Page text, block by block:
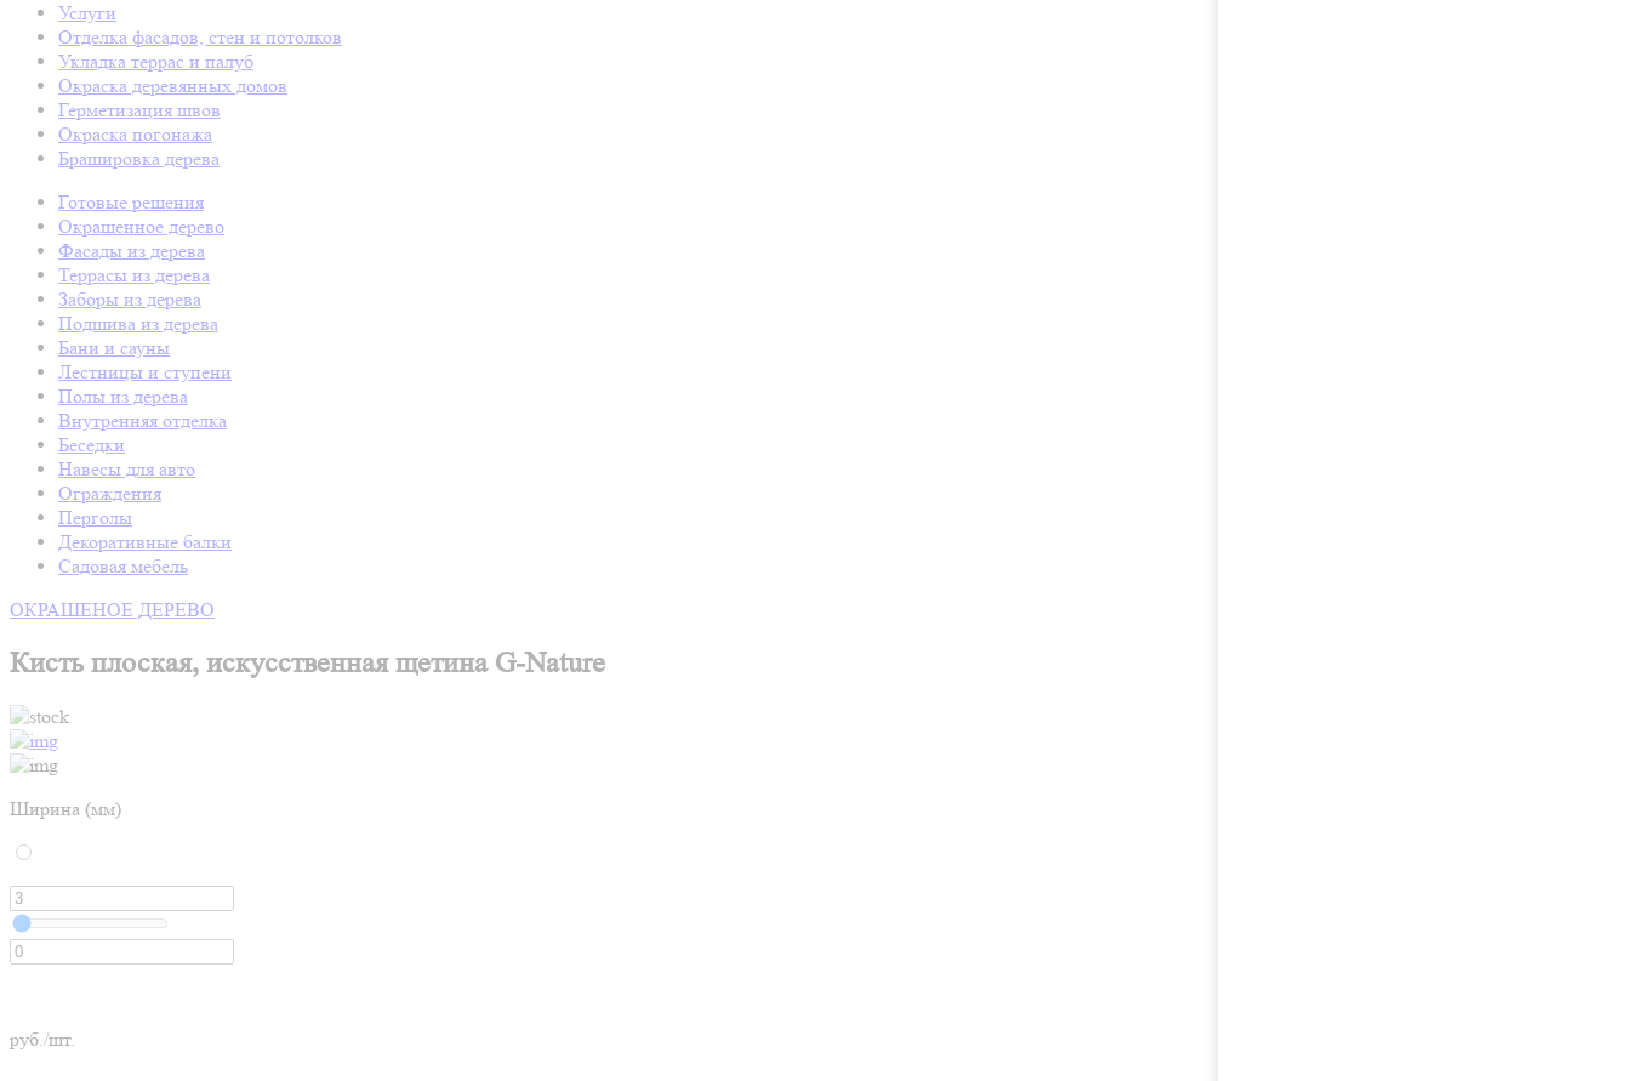
Услуги
Отделка фасадов, стен и потолков
Укладка террас и палуб
Окраска деревянных домов
Герметизация швов
Окраска погонажа
Брашировка дерева
Готовые решения
Окрашенное дерево
Фасады из дерева
Террасы из дерева
Заборы из дерева
Подшива из дерева
Бани и сауны
Лестницы и ступени
Полы из дерева
Внутренняя отделка
Беседки
Навесы для авто
Ограждения
Перголы
Декоративные балки
Садовая мебель
ОКРАШЕНОЕ ДЕРЕВО
Кисть плоская, искусственная щетина G-Nature
Ширина (мм)
руб./шт.